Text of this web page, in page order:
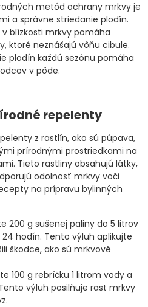
metód ochrany mrkvy je
a správne striedanie plodín.
blízkosti mrkvy pomáha
ktoré neznášajú vôňu cibule.
plodín každú sezónu pomáha
v pôde.
repelenty
z rastlín, ako sú púpava,
prírodnými prostriedkami na
Tieto rastliny obsahujú látky,
odolnosť mrkvy voči
na prípravu bylinných
200 g sušenej paliny do 5 litrov
hodín. Tento výluh aplikujte
škodce, ako sú mrkvové
100 g rebríčku 1 litrom vody a
výluh posilňuje rast mrkvy